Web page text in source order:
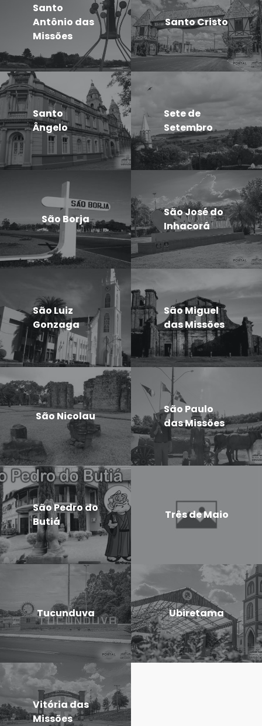
Santo
Antônio das
Missões
Santo Cristo
Santo
Ângelo
Sete de
Setembro
São Borja
São José do
Inhacorá
São Luiz
Gonzaga
São Miguel
das Missões
São Nicolau
São Paulo
das Missões
São Pedro do
Butiá
Três de Maio
Tucunduva Ubiretama
Vitória das
Missões